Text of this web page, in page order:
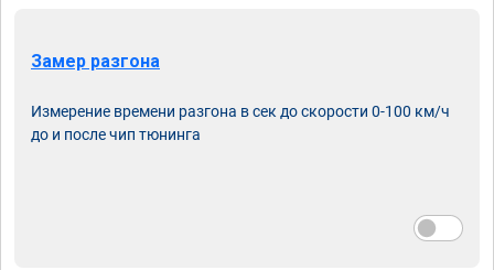
Замер разгона
Измерение времени разгона в сек до скорости 0-100 км/ч
до и после чип тюнинга